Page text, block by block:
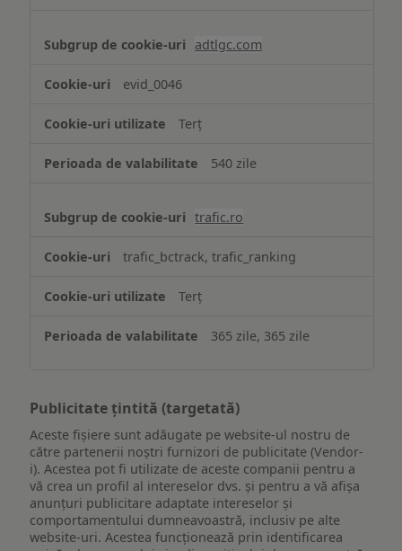
adtlgc.com
evid_0046
Terț
540 zile
trafic.ro
trafic_bctrack, trafic_ranking
Terț
365 zile, 365 zile
Publicitate țintită (targetată)
Aceste fișiere sunt adăugate pe website-ul nostru de
către partenerii noștri furnizori de publicitate (Vendor-
i). Acestea pot fi utilizate de aceste companii pentru a
vă crea un profil al intereselor dvs. și pentru a vă afișa
anunțuri publicitare adaptate intereselor și
comportamentului dumneavoastră, inclusiv pe alte
website-uri. Acestea funcționează prin identificarea